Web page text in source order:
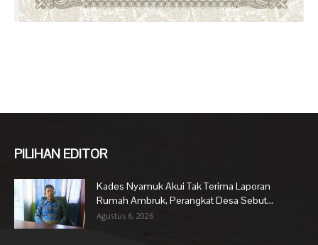
PILIHAN EDITOR
Kades Nyamuk Akui Tak Terima Laporan
Rumah Ambruk, Perangkat Desa Sebut...
Agustus 6, 2026